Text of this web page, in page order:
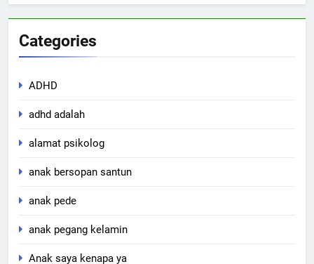
Categories
ADHD
adhd adalah
alamat psikolog
anak bersopan santun
anak pede
anak pegang kelamin
Anak saya kenapa ya